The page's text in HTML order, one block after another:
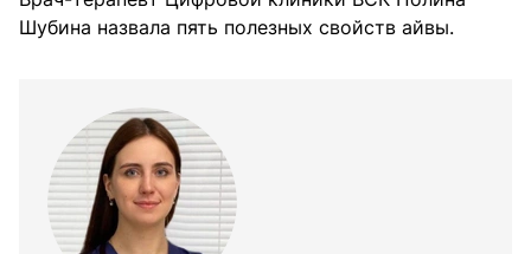
Шубина назвала пять полезных свойств айвы.